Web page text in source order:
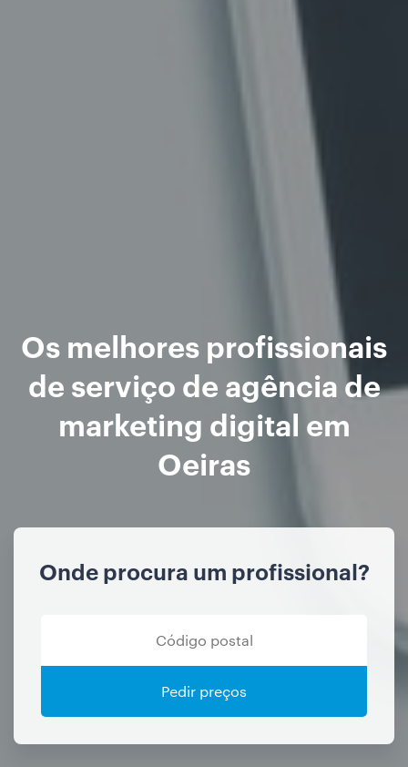
Os melhores profissionais
de serviço de agência de
marketing digital em
Oeiras
Onde procura um profissional?
Pedir preços